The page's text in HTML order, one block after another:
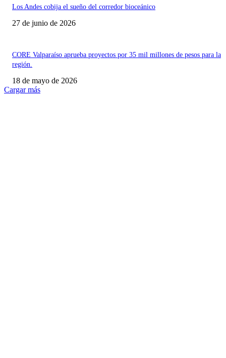
Los Andes cobija el sueño del corredor bioceánico
27 de junio de 2026
CORE Valparaíso aprueba proyectos por 35 mil millones de pesos para la
región.
18 de mayo de 2026
Cargar más